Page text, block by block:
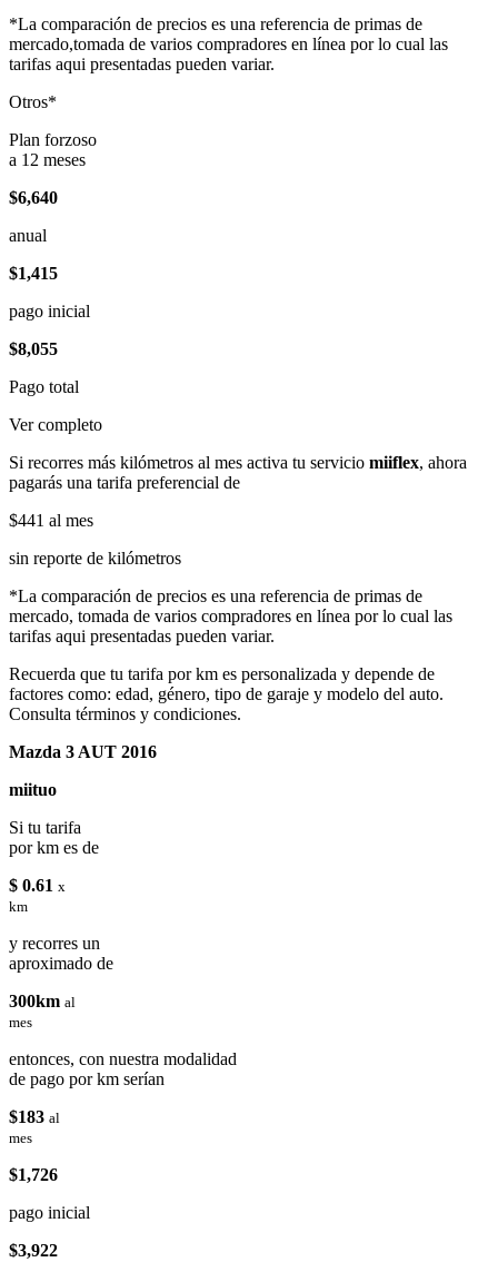
*La comparación de precios es una referencia de primas de
mercado,tomada de varios compradores en línea por lo cual las
tarifas aqui presentadas pueden variar.
Otros*
Plan forzoso
a 12 meses
$6,640
anual
$1,415
pago inicial
$8,055
Pago total
Ver completo
Si recorres más kilómetros al mes activa tu servicio miiflex, ahora
pagarás una tarifa preferencial de
$441 al mes
sin reporte de kilómetros
*La comparación de precios es una referencia de primas de
mercado, tomada de varios compradores en línea por lo cual las
tarifas aqui presentadas pueden variar.
Recuerda que tu tarifa por km es personalizada y depende de
factores como: edad, género, tipo de garaje y modelo del auto.
Consulta términos y condiciones.
Mazda 3 AUT 2016
miituo
Si tu tarifa
por km es de
$ 0.61 x
km
y recorres un
aproximado de
300km al
mes
entonces, con nuestra modalidad
de pago por km serían
$183 al
mes
$1,726
pago inicial
$3,922